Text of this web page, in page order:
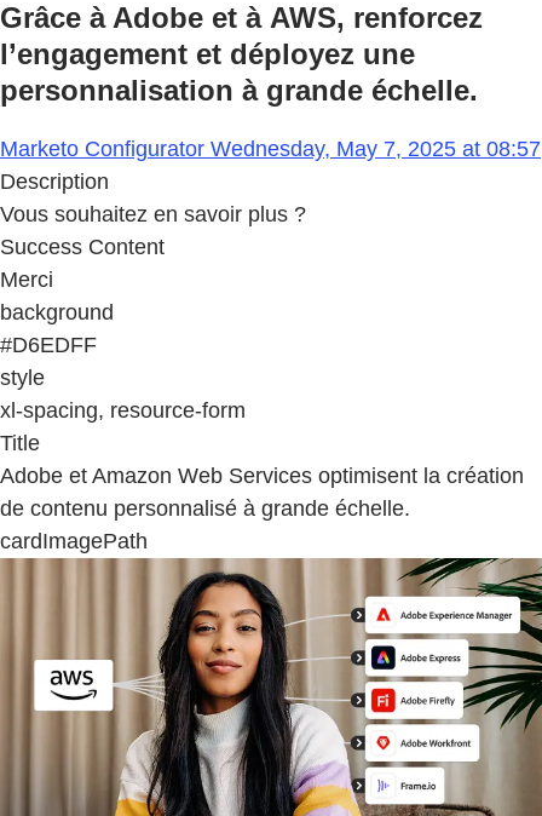
Grâce à Adobe et à AWS, renforcez
l’engagement et déployez une
personnalisation à grande échelle.
Marketo Configurator Wednesday, May 7, 2025 at 08:57
Description
Vous souhaitez en savoir plus ?
Success Content
Merci
background
#D6EDFF
style
xl-spacing, resource-form
Title
Adobe et Amazon Web Services optimisent la création
de contenu personnalisé à grande échelle.
cardImagePath